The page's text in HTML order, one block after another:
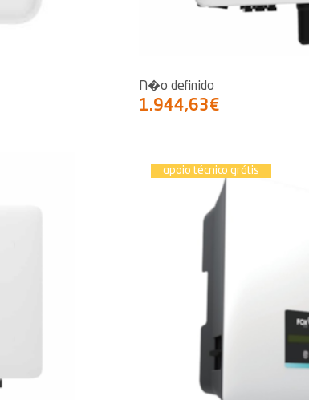
N�o definido
1.944,63€
apoio técnico grátis